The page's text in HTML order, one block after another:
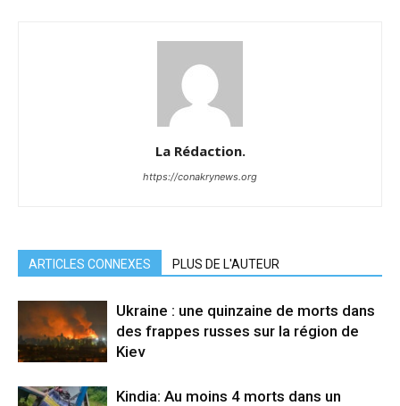
La Rédaction.
https://conakrynews.org
ARTICLES CONNEXES PLUS DE L'AUTEUR
Ukraine : une quinzaine de morts dans
des frappes russes sur la région de
Kiev
Kindia: Au moins 4 morts dans un